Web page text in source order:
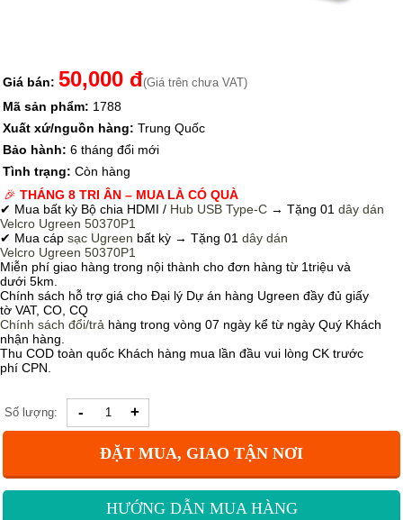
Giá bán: 50,000 đ(Giá trên chưa VAT)
Mã sản phẩm: 1788
Xuất xứ/nguồn hàng: Trung Quốc
Bảo hành: 6 tháng đổi mới
Tình trạng: Còn hàng
🎉 THÁNG 8 TRI ÂN – MUA LÀ CÓ QUÀ
✔ Mua bất kỳ Bộ chia HDMI / Hub USB Type-C → Tặng 01 dây dán
Velcro Ugreen 50370P1
✔ Mua cáp sạc Ugreen bất kỳ → Tặng 01 dây dán
Velcro Ugreen 50370P1
Miễn phí giao hàng trong nội thành cho đơn hàng từ 1triệu và
dưới 5km.
Chính sách hỗ trợ giá cho Đại lý Dự án hàng Ugreen đầy đủ giấy
tờ VAT, CO, CQ
Chính sách đổi/trả hàng trong vòng 07 ngày kể từ ngày Quý Khách
nhận hàng.
Thu COD toàn quốc Khách hàng mua lần đầu vui lòng CK trước
phí CPN.
Số lượng: - +
ĐẶT MUA, GIAO TẬN NƠI
HƯỚNG DẪN MUA HÀNG